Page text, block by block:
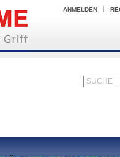
ANMELDEN
SUCHE